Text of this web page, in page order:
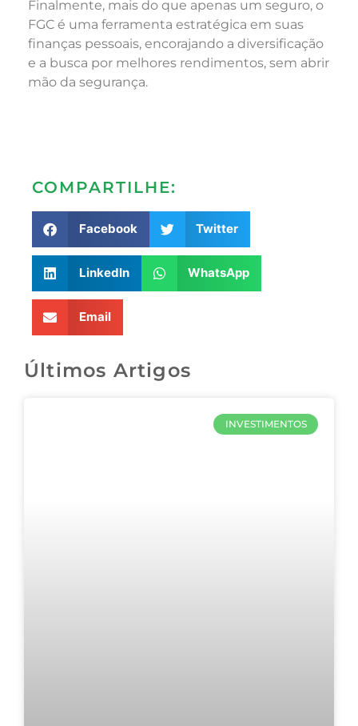
Finalmente, mais do que apenas um seguro, o
FGC é uma ferramenta estratégica em suas
finanças pessoais, encorajando a diversificação
e a busca por melhores rendimentos, sem abrir
mão da segurança.
COMPARTILHE:
Facebook Twitter
LinkedIn WhatsApp
Email
Últimos Artigos
INVESTIMENTOS